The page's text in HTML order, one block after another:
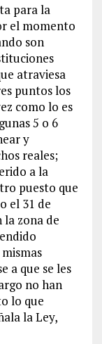
para la
el momento
son
atraviesa
puntos los
como lo es
5 o 6
y
reales;
a la
puesto que
el 31 de
la zona de
a que se les
no han
lo que
la Ley,